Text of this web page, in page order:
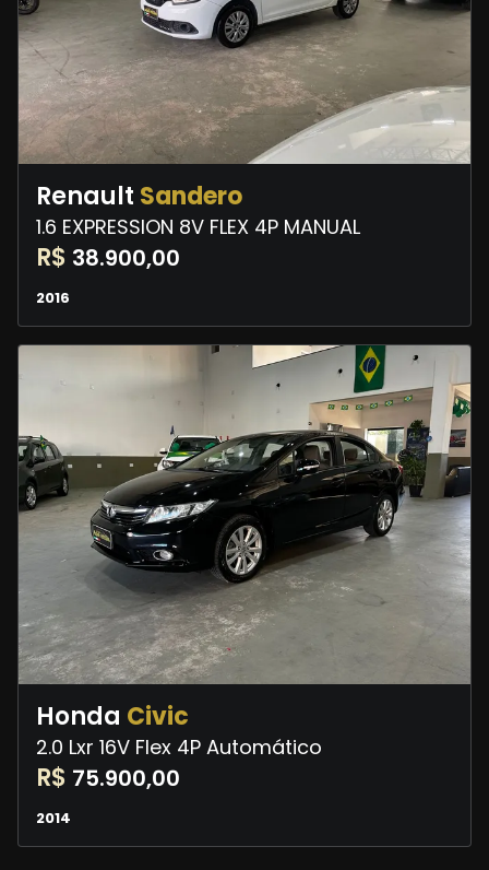
Renault Sandero
1.6 EXPRESSION 8V FLEX 4P MANUAL
R$ 38.900,00
2016
Honda Civic
2.0 Lxr 16V Flex 4P Automático
R$ 75.900,00
2014